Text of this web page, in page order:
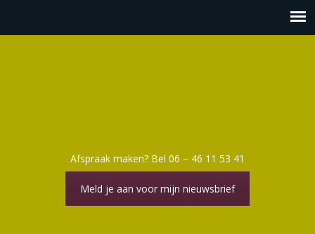
Afspraak maken? Bel 06 – 46 11 53 41
Meld je aan voor mijn nieuwsbrief